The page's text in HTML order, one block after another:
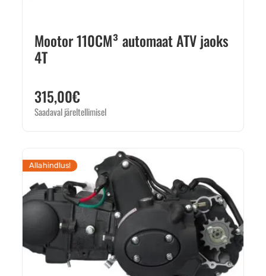
Mootor 110CM³ automaat ATV jaoks
4T
315,00€
Saadaval järeltellimisel
Allahindlus!